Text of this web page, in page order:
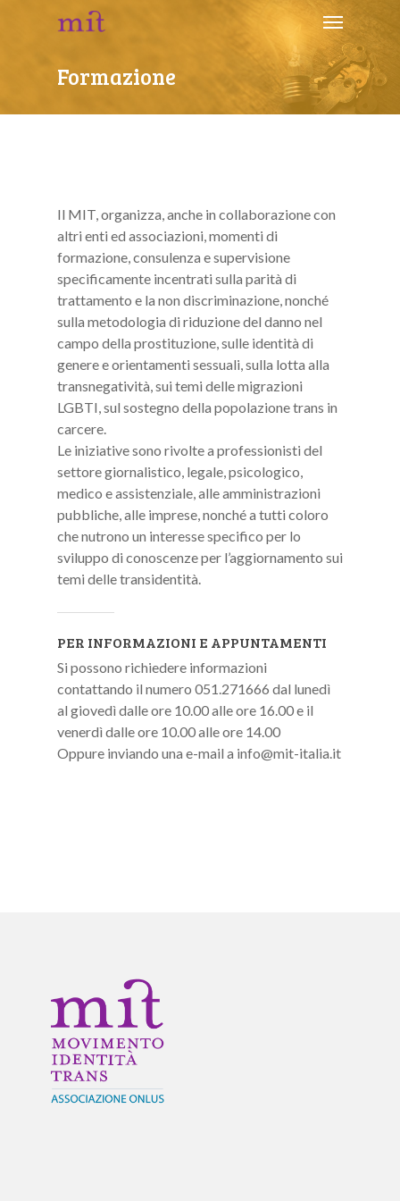
Formazione
Il MIT, organizza, anche in collaborazione con
altri enti ed associazioni, momenti di
formazione, consulenza e supervisione
specificamente incentrati sulla parità di
trattamento e la non discriminazione, nonché
sulla metodologia di riduzione del danno nel
campo della prostituzione, sulle identità di
genere e orientamenti sessuali, sulla lotta alla
transnegatività, sui temi delle migrazioni
LGBTI, sul sostegno della popolazione trans in
carcere.
Le iniziative sono rivolte a professionisti del
settore giornalistico, legale, psicologico,
medico e assistenziale, alle amministrazioni
pubbliche, alle imprese, nonché a tutti coloro
che nutrono un interesse specifico per lo
sviluppo di conoscenze per l’aggiornamento sui
temi delle transidentità.
PER INFORMAZIONI E APPUNTAMENTI
Si possono richiedere informazioni
contattando il numero 051.271666 dal lunedì
al giovedì dalle ore 10.00 alle ore 16.00 e il
venerdì dalle ore 10.00 alle ore 14.00
Oppure inviando una e-mail a info@mit-italia.it